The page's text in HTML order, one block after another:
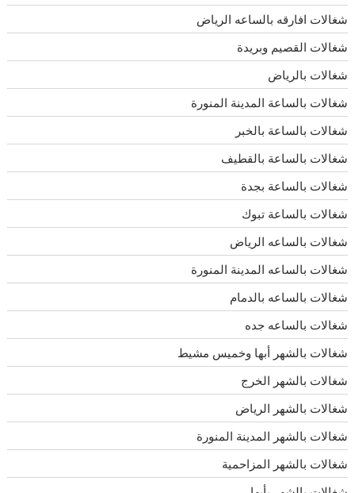
شغالات افارقه بالساعه الرياض
شغالات القصيم وبريدة
شغالات بالرياض
شغالات بالساعة المدينة المنورة
شغالات بالساعة بالخبر
شغالات بالساعة بالقطيف
شغالات بالساعة بجدة
شغالات بالساعة تبوك
شغالات بالساعه الرياض
شغالات بالساعه المدينة المنورة
شغالات بالساعه بالدمام
شغالات بالساعه جده
شغالات بالشهر أبها وخميس مشيط
شغالات بالشهر الخرج
شغالات بالشهر الرياض
شغالات بالشهر المدينة المنورة
شغالات بالشهر المزاحمية